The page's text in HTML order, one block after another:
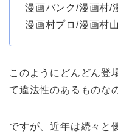
漫画バンク/漫画村/
漫画村プロ/漫画村
このようにどんどん登
て違法性のあるものな
ですが、近年は続々と